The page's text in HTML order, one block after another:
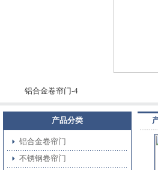
铝合金卷帘门-4 车
产品分类
铝合金卷帘门
不锈钢卷帘门